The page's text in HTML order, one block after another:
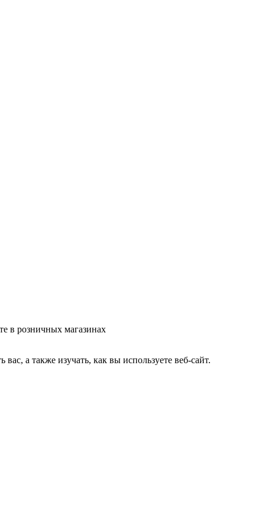
в розничных магазинах
а также изучать, как вы используете веб-сайт.